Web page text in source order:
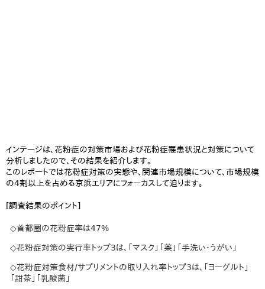
インテージは、花粉症の対策市場および花粉症罹患状況と対策について
分析しましたので、その結果を紹介します。
このレポートでは花粉症対策の実態や、関連市場規模について、市場規模
の4割以上を占める京浜エリアにフォーカスして迫ります。
[調査結果のポイント]
◇首都圏の花粉症率は47%
◇花粉症対策の実行率トップ3は、「マスク」「薬」「手洗い・うがい」
◇花粉症対策食材/サプリメントの取り入れ率トップ3は、「ヨーグルト」
「甜茶」「乳酸菌」